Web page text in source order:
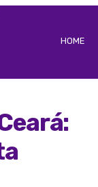
HOME